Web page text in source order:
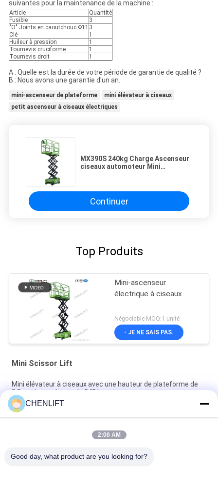
suivantes pour la maintenance de la machine :
Article
Quantité
Fusible
3
"O" Joints en caoutchouc Φ11 3
Clé
1
Huileur à pression
1
Tournevis cruciforme
1
Tournevis droit
1
A : Quelle est la durée de votre période de garantie de qualité ?
B : Nous avons une garantie d'un an.
mini-ascenseur de plateforme
mini élévateur à ciseaux
petit ascenseur à ciseaux électriques
MX390S 240kg Charge Ascenseur
ciseaux automoteur Mini
Continuer
Top Produits
Mini-ascenseur
électrique à ciseaux
Négociable MOQ:1 unité
- JE NE SAIS PAS.
Mini Scissor Lift
Mini élévateur à ciseaux avec une hauteur de plateforme de
3,9 m et une charge de 240 kg
MX300S 3m 240kg Charge Mini modèle ascenseur à ciseaux
autopropulsé avec roue de tour hydraulique
MK390 3,9m 240kg Capacité de charge Plateforme de travail à
CHENLIFT
2:00 AM
Good day, what product are you looking for?